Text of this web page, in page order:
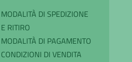
MODALITÀ DI SPEDIZIONE
E RITIRO
MODALITÀ DI PAGAMENTO
CONDIZIONI DI VENDITA